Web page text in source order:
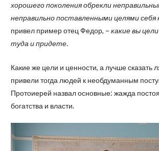
хорошего поколения обрекли
неправильно поставленными целями себя
привел пример отец Федор, – какие вы
туда и придете.
Какие же цели и ценности, а лучше сказать
привели тогда людей к необдуманным
Протоиерей назвал основные: жажда
богатства и власти.